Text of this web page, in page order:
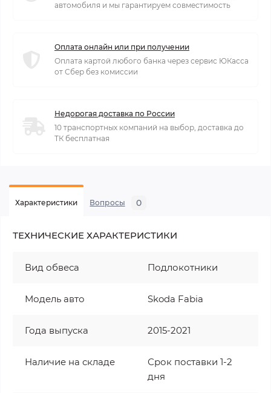
автомобиля и мы гарантируем совместимость
Оплата онлайн или при получении
Оплата картой любого банка через сервис ЮКасса
от Сбер без комиссии
Недорогая доставка по России
10 транспортных компаний на выбор, доставка до
ТК бесплатная
Характеристики Вопросы 0
ТЕХНИЧЕСКИЕ ХАРАКТЕРИСТИКИ
Вид обвеса Подлокотники
Модель авто Skoda Fabia
Года выпуска 2015-2021
Наличие на складе
Срок поставки 1-2
дня